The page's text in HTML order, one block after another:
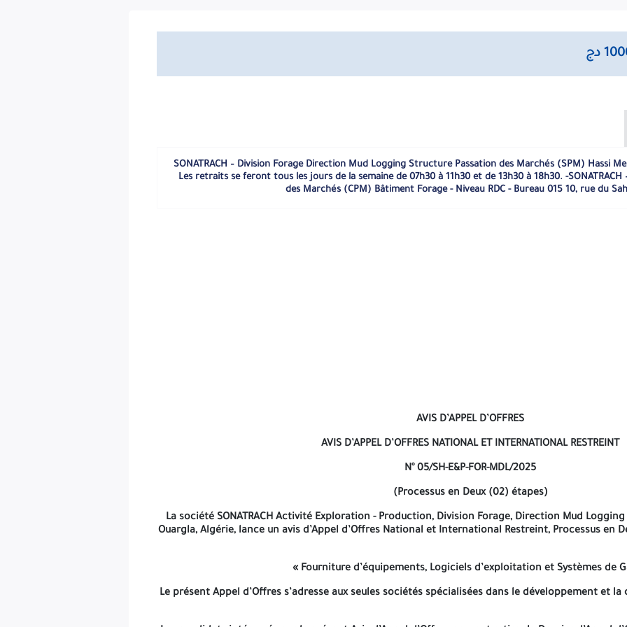
et de dépôt des Offres Techniques : est fixé à Soixante (60) jours calendaires à compter de la date de publication de l’Avis
bureau de la Structure Passation des Marchés de la Structure Contractante faisant foi. Aucune modification de l’Offre
soumission réceptionnée après ce délai sera considérée « hors délai ». L’ouverture des Offres Techniques se tiendra en
remise des Offres Techniques, à laquelle seront invités les Soumissionnaires ou leurs représentants dûment mandatés. Dans le
étranger. Cette garantie de soumission doit être fournie avec l’offre technique ou le jour d’ouverture des plis contenant les
La société SONATRACH Activité Exploration - Production, Division Forage, Direction Mud Logging sise à Hassi Messaoud,
Le présent Appel d’Offres s’adresse aux seules sociétés spécialisées
Les candidats intéressés par le présent Avis d’Appel d’Offres peuvent retirer le Dossier d’Appel d’Offres dès sa parution
-SONATRACH – Division Forage Direction Mud Logging Structure Passation des Marchés (SPM) Hassi
Les retraits se feront tous les jours de la semaine de 07h30 à 11h30 et de 13h30 à 18h30. -SONATRACH
des Marchés (CPM) Bâtiment Forage - Niveau RDC - Bureau 015 10, rue du
AVIS D’APPEL D’OFFRES
AVIS D’APPEL D’OFFRES NATIONAL ET INTERNATIONAL RESTREINT
N° 05/SH-E&P-FOR-MDL/2025
(Processus en Deux (02) étapes)
La société SONATRACH Activité Exploration - Production, Division Forage, Direction Mud
Ouargla, Algérie, lance un avis d’Appel d’Offres National et International Restreint, Processus en
« Fourniture d’équipements, Logiciels d’exploitation et Systèmes de
Le présent Appel d’Offres s’adresse aux seules sociétés spécialisées dans le développement et